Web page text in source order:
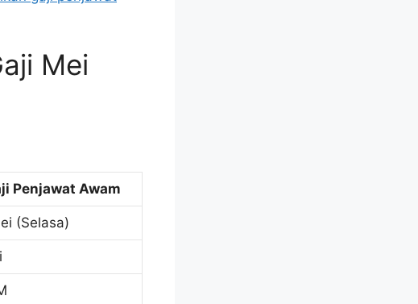
Mei
Penjawat Awam
(Selasa)